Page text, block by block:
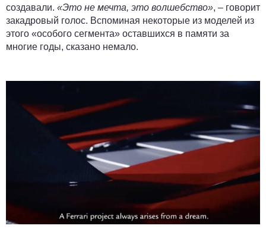
создавали. «Это не мечта, это волшебство», – говорит
закадровый голос. Вспоминая некоторые из моделей из
этого «особого сегмента» оставшихся в памяти за
многие годы, сказано немало.